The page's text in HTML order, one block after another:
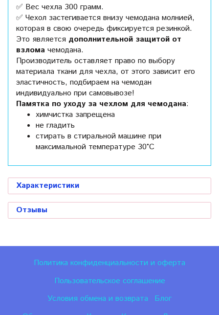
✅ Вес чехла 300 грамм.
✅ Чехол застегивается внизу чемодана молнией,
которая в свою очередь фиксируется резинкой.
Это является дополнительной защитой от
взлома чемодана.
Производитель оставляет право по выбору
материала ткани для чехла, от этого зависит его
эластичность, подбираем на чемодан
индивидуально при самовывозе!
Памятка по уходу за чехлом для чемодана:
химчистка запрещена
не гладить
стирать в стиральной машине при
максимальной температуре 30°C
Характеристики
Отзывы
Политика конфиденциальности и оферта
Пользовательское соглашение
Условия обмена и возврата
Блог